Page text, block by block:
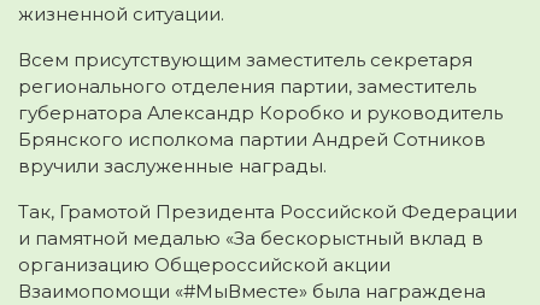
жизненной ситуации.
Всем присутствующим заместитель секретаря
регионального отделения партии, заместитель
губернатора Александр Коробко и руководитель
Брянского исполкома партии Андрей Сотников
вручили заслуженные награды.
Так, Грамотой Президента Российской Федерации
и памятной медалью «За бескорыстный вклад в
организацию Общероссийской акции
Взаимопомощи «#МыВместе» была награждена